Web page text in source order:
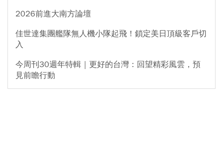
2026前進大南方論壇
佳世達集團艦隊無人機小隊起飛！鎖定美日頂級客戶切
入
今周刊30週年特輯｜更好的台灣：回望精彩風雲，預
見前瞻行動